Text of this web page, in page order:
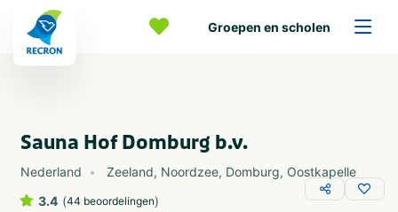
Groepen en scholen
Sauna Hof Domburg b.v.
Nederland Zeeland, Noordzee, Domburg, Oostkapelle
3.4 (44 beoordelingen)